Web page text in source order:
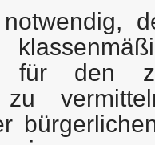
für den
zu